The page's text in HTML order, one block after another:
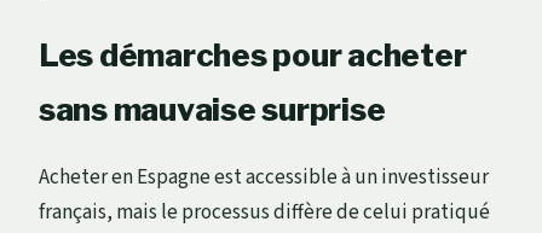
Les démarches pour acheter
sans mauvaise surprise
Acheter en Espagne est accessible à un investisseur
français, mais le processus diffère de celui pratiqué